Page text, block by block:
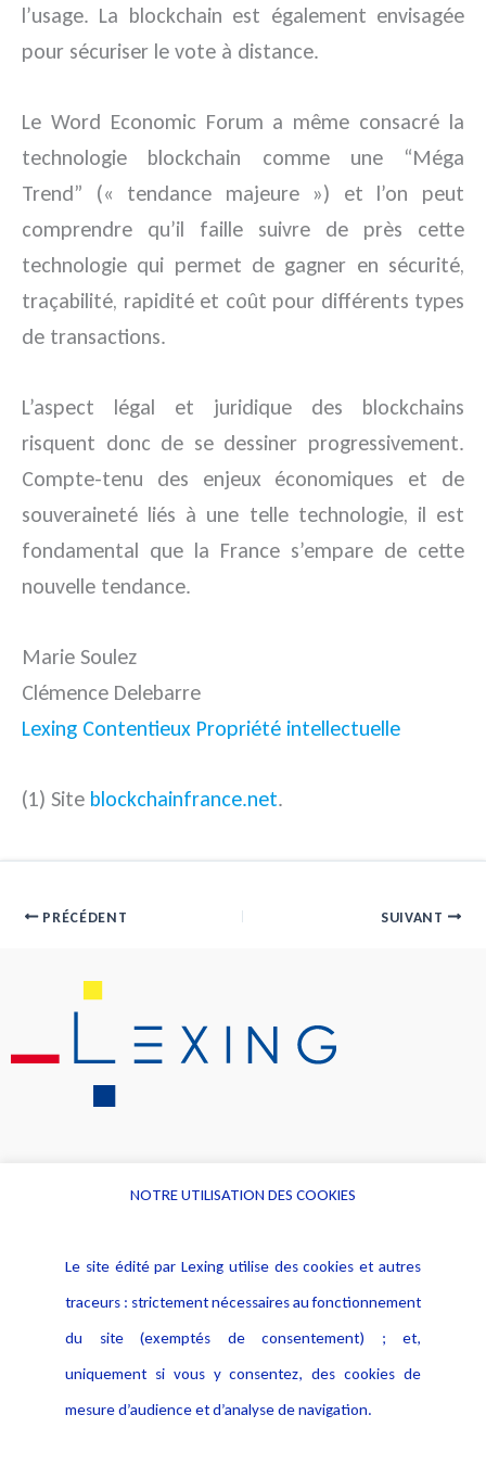
l’usage. La blockchain est également envisagée
pour sécuriser le vote à distance.
Le Word Economic Forum a même consacré la
technologie blockchain comme une “Méga
Trend” (« tendance majeure ») et l’on peut
comprendre qu’il faille suivre de près cette
technologie qui permet de gagner en sécurité,
traçabilité, rapidité et coût pour différents types
de transactions.
L’aspect légal et juridique des blockchains
risquent donc de se dessiner progressivement.
Compte-tenu des enjeux économiques et de
souveraineté liés à une telle technologie, il est
fondamental que la France s’empare de cette
nouvelle tendance.
Marie Soulez
Clémence Delebarre
Lexing Contentieux Propriété intellectuelle
(1) Site blockchainfrance.net.
PRÉCÉDENT SUIVANT
Alerte professionnelle
Déclaration d'accessibilité
Notice Légale
Politique de protection des
données
Publications
NOTRE UTILISATION DES COOKIES
Le site édité par Lexing utilise des cookies et autres
traceurs : strictement nécessaires au fonctionnement
du site (exemptés de consentement) ; et,
uniquement si vous y consentez, des cookies de
mesure d’audience et d’analyse de navigation.